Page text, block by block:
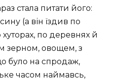
стала питати його:
(а він їздив по
по деревнях й
зерном, овощем, з
було на спродаж,
часом наймавсь,